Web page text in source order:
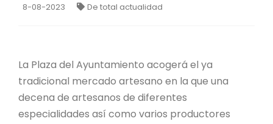
8-08-2023 De total actualidad
La Plaza del Ayuntamiento acogerá el ya
tradicional mercado artesano en la que una
decena de artesanos de diferentes
especialidades así como varios productores